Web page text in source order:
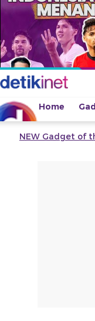
Home
NEW Gadget of